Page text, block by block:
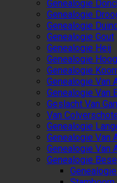
Genealogie
Genealogie
Genealogie
Genealogie Gout
Genealogie Heij
Genealogie
Genealogie
Genealogie Van
Genealogie Van
Geslacht Van
Van
Genealogie
Genealogie Van
Genealogie Van
Genealogie